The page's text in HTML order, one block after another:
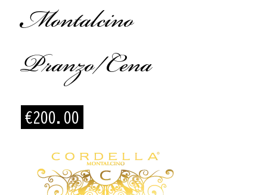
Montalcino
Pranzo/Cena
€200.00